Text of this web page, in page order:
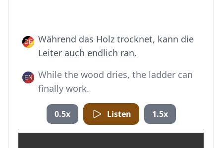
Während das Holz trocknet, kann die
Leiter auch endlich ran.
While the wood dries, the ladder can
finally work.
0.5x Listen 1.5x